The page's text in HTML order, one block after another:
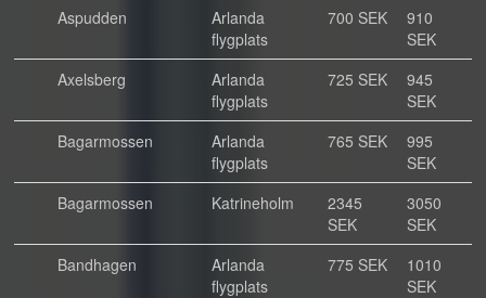
Aspudden
Arlanda
flygplats
700 SEK
910
SEK
Axelsberg
Arlanda
flygplats
725 SEK
945
SEK
Bagarmossen
Arlanda
flygplats
765 SEK
995
SEK
Bagarmossen
Katrineholm
2345
SEK
3050
SEK
Bandhagen
Arlanda
flygplats
775 SEK
1010
SEK